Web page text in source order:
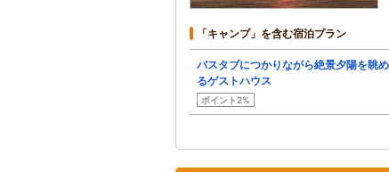
「キャンプ」を含む宿泊プラン
バスタブにつかりながら絶景夕陽を眺
るゲストハウス
ポイント2%